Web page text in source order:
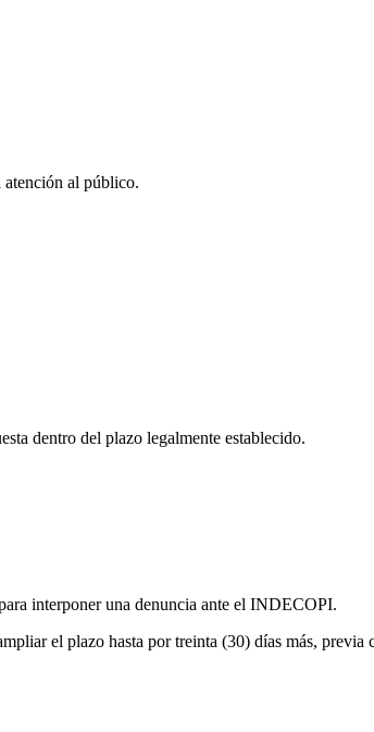
atención al público.
dentro del plazo legalmente establecido.
interponer una denuncia ante el INDECOPI.
el plazo hasta por treinta (30) días más, previa